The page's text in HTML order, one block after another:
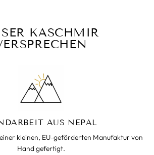
KASCHMIR
AUS NEPAL
kleinen, EU-geförderten Manufaktur von
Hand gefertigt.